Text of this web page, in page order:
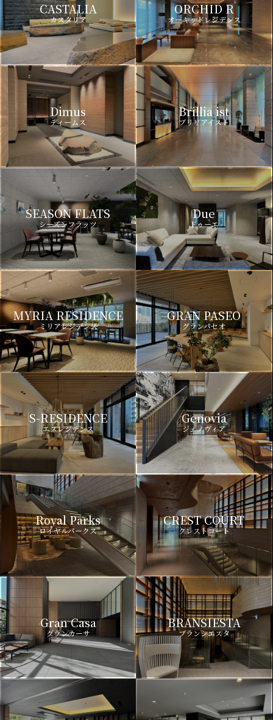
CASTALIA
カスタリア
ORCHID R
オーキッドレジデンス
Dimus
ディームス
Brillia ist
ブリリアイスト
SEASON FLATS
シーズンフラッツ
Due
ドゥーエ
MYRIA RESIDENCE
ミリアレジデンス
GRAN PASEO
グランパセオ
S-RESIDENCE
エスレジデンス
Genovia
ジェノヴィア
Royal Parks
ロイヤルパークス
CREST COURT
クレストコート
Gran Casa
グランカーサ
BRANSIESTA
ブランシエスタ